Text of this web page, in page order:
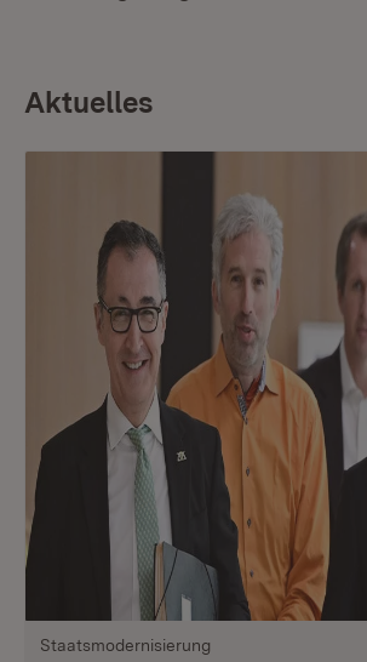
Aktuelles
Staatsmodernisierung